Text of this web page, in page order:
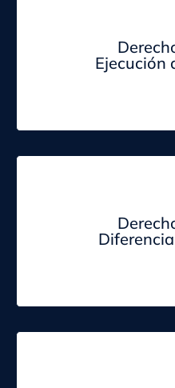
Ejecución